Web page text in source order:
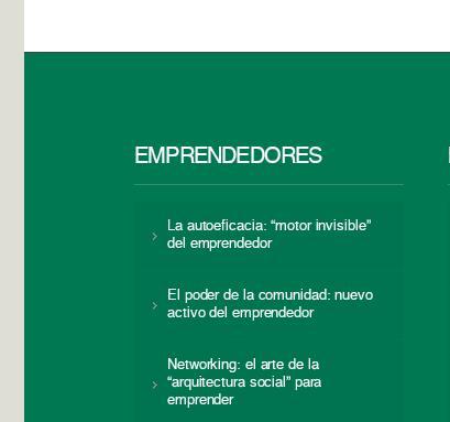
EMPRENDEDORES
La autoeficacia: “motor invisible”
del emprendedor
El poder de la comunidad: nuevo
activo del emprendedor
Networking: el arte de la
“arquitectura social” para
emprender